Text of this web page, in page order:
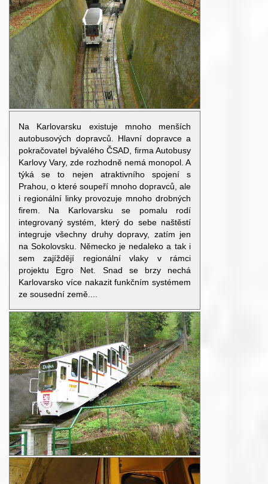
Na Karlovarsku existuje mnoho menších
autobusových dopravců. Hlavní dopravce a
pokračovatel bývalého ČSAD, firma Autobusy
Karlovy Vary, zde rozhodně nemá monopol. A
týká se to nejen atraktivního spojení s
Prahou, o které soupeří mnoho dopravců, ale
i regionální linky provozuje mnoho drobných
firem. Na Karlovarsku se pomalu rodí
integrovaný systém, který do sebe naštěstí
integruje všechny druhy dopravy, zatím jen
na Sokolovsku. Německo je nedaleko a tak i
sem zajíždějí regionální vlaky v rámci
projektu Egro Net. Snad se brzy nechá
Karlovarsko více nakazit funkčním systémem
ze sousední země....